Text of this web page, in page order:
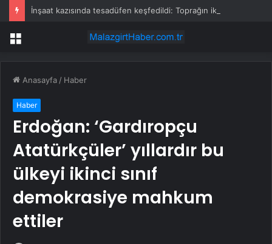
Menü
Anasayfa / Haber
Haber
Erdoğan: ‘Gardıropçu
Atatürkçüler’ yıllardır bu
ülkeyi ikinci sınıf
demokrasiye mahkum
ettiler